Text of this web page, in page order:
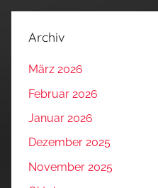
Archiv
März 2026
Februar 2026
Januar 2026
Dezember 2025
November 2025